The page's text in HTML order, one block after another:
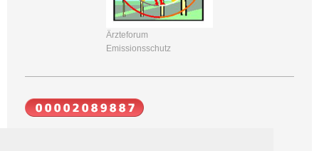
Ärzteforum
Emissionsschutz